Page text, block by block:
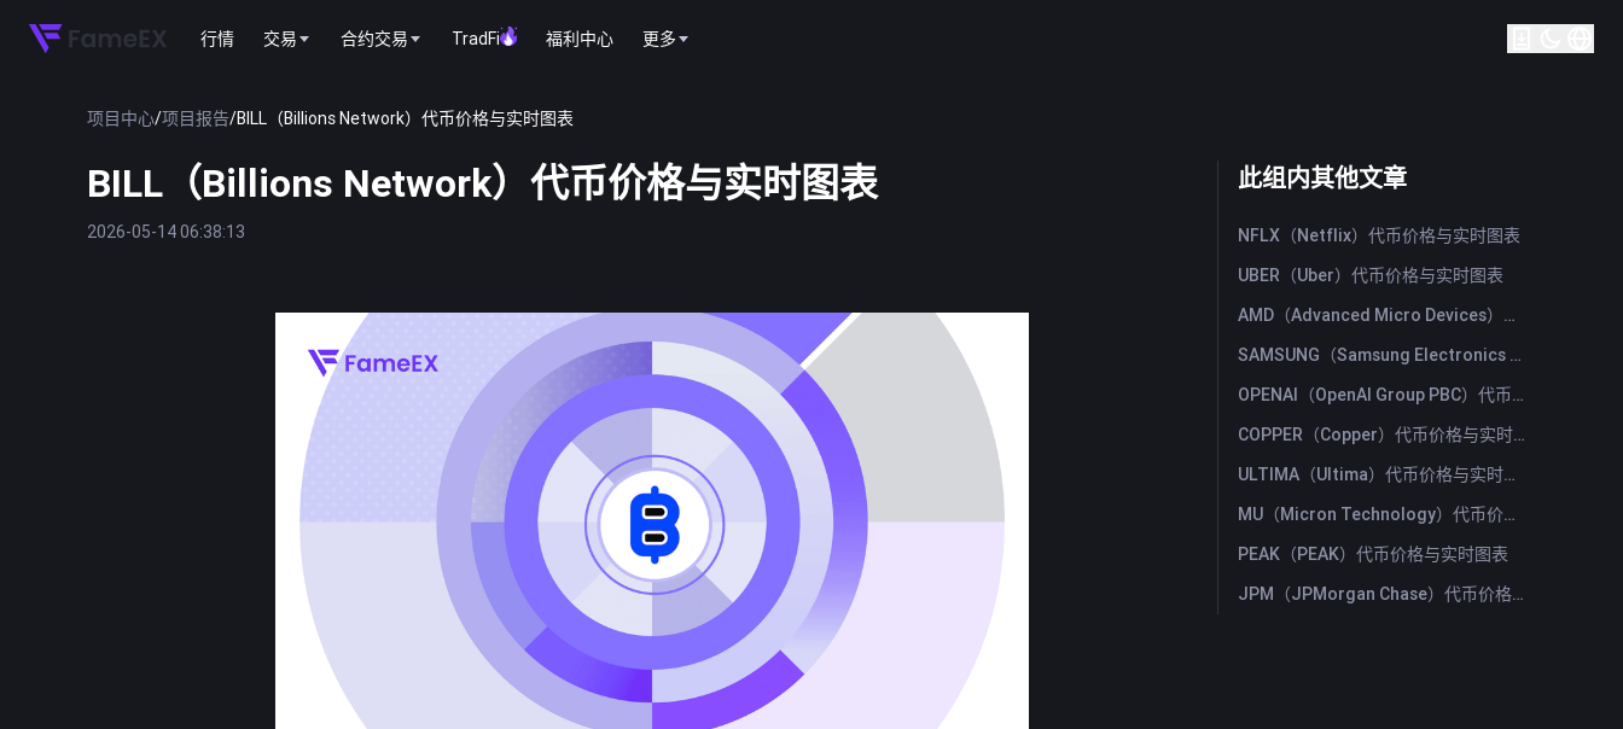
行情 交易 合约交易 TradFi 福利中心 更多
项目中心/项目报告/BILL（Billions Network）代币价格与实时图表
BILL（Billions Network）代币价格与实时图表
2026-05-14 06:38:13
此组内其他文章
NFLX（Netflix）代币价格与实时图表
UBER（Uber）代币价格与实时图表
AMD（Advanced Micro Devices）代币价格与实时图表
SAMSUNG（Samsung Electronics Co., Ltd）代币价格与实时图表
OPENAI（OpenAI Group PBC）代币价格与实时图表
COPPER（Copper）代币价格与实时图表
ULTIMA（Ultima）代币价格与实时图表
MU（Micron Technology）代币价格与实时图表
PEAK（PEAK）代币价格与实时图表
JPM（JPMorgan Chase）代币价格与实时图表